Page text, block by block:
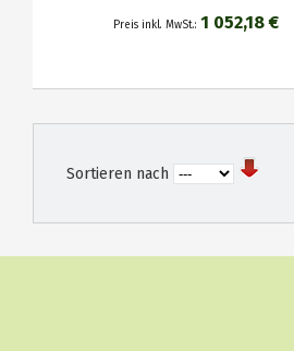
Preis inkl. MwSt.: 1 052,18 €
Sortieren nach